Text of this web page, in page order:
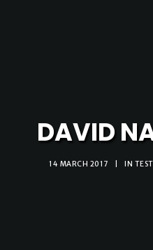
DAVID
14 MARCH 2017 IN